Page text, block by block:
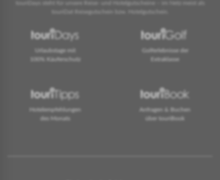
touriDays steht für unsere Reise- und Hotelgutscheine – im Netz meist als
touriDat Reisegutschein bzw. Hotelgutschein.
Urlaubstage mit
100% Käuferschutz
Golferlebnisse der
Extraklasse
Hotelempfehlungen
des Monats
Anfragen & Buchen
über touriBook